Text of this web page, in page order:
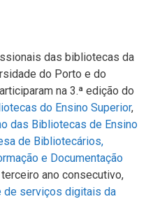
das bibliotecas da
do Porto e do
na 3.ª edição do
do Ensino Superior,
das Bibliotecas de Ensino
de Bibliotecários,
e Documentação
ano consecutivo,
de serviços digitais da